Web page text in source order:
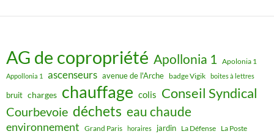
AG de copropriété Apollonia 1 Apolonia 1
Appollonia 1 ascenseurs avenue de l'Arche badge Vigik boites à lettres
bruit charges chauffage colis Conseil Syndical
Courbevoie déchets eau chaude
environnement Grand Paris horaires jardin La Défense La Poste